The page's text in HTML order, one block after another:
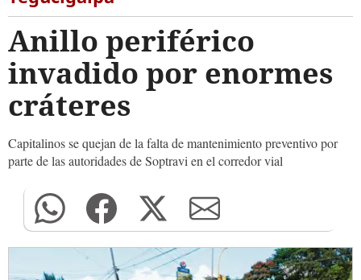
Anillo periférico
invadido por enormes
cráteres
Capitalinos se quejan de la falta de mantenimiento preventivo por
parte de las autoridades de Soptravi en el corredor vial